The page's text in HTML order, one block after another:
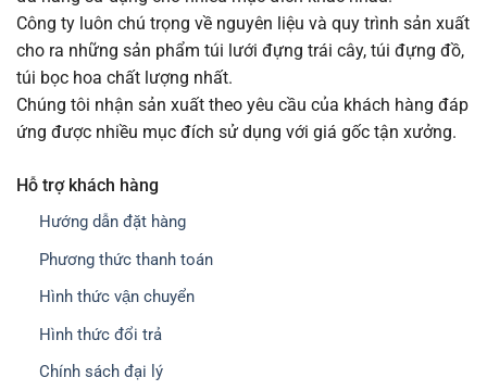
Công ty luôn chú trọng về nguyên liệu và quy trình sản xuất
cho ra những sản phẩm túi lưới đựng trái cây, túi đựng đồ,
túi bọc hoa chất lượng nhất.
Chúng tôi nhận sản xuất theo yêu cầu của khách hàng đáp
ứng được nhiều mục đích sử dụng với giá gốc tận xưởng.
Hỗ trợ khách hàng
Hướng dẫn đặt hàng
Phương thức thanh toán
Hình thức vận chuyển
Hình thức đổi trả
Chính sách đại lý